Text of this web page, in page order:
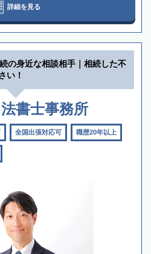
詳細を見る
の身近な相談相手｜相続した不
い！
書士事務所
全国出張対応可 職歴20年以上